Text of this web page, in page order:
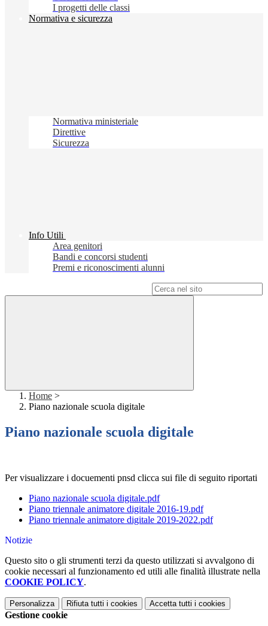
I progetti delle classi
Normativa e sicurezza
Normativa ministeriale
Direttive
Sicurezza
Info Utili
Area genitori
Bandi e concorsi studenti
Premi e riconoscimenti alunni
Home >
Piano nazionale scuola digitale
Piano nazionale scuola digitale
Per visualizzare i docuementi pnsd clicca sui file di seguito riportati
Piano nazionale scuola digitale.pdf
Piano triennale animatore digitale 2016-19.pdf
Piano triennale animatore digitale 2019-2022.pdf
Notizie
Questo sito o gli strumenti terzi da questo utilizzati si avvalgono di
cookie necessari al funzionamento ed utili alle finalità illustrate nella
COOKIE POLICY.
Personalizza Rifiuta tutti i cookies Accetta tutti i cookies
Gestione cookie